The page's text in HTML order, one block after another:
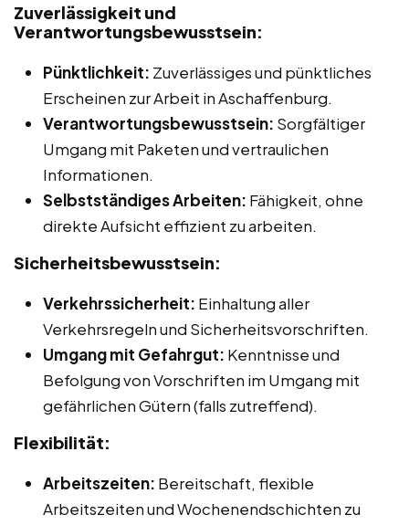
Zuverlässigkeit und
Verantwortungsbewusstsein:
Pünktlichkeit: Zuverlässiges und pünktliches
Erscheinen zur Arbeit in Aschaffenburg.
Verantwortungsbewusstsein: Sorgfältiger
Umgang mit Paketen und vertraulichen
Informationen.
Selbstständiges Arbeiten: Fähigkeit, ohne
direkte Aufsicht effizient zu arbeiten.
Sicherheitsbewusstsein:
Verkehrssicherheit: Einhaltung aller
Verkehrsregeln und Sicherheitsvorschriften.
Umgang mit Gefahrgut: Kenntnisse und
Befolgung von Vorschriften im Umgang mit
gefährlichen Gütern (falls zutreffend).
Flexibilität:
Arbeitszeiten: Bereitschaft, flexible
Arbeitszeiten und Wochenendschichten zu